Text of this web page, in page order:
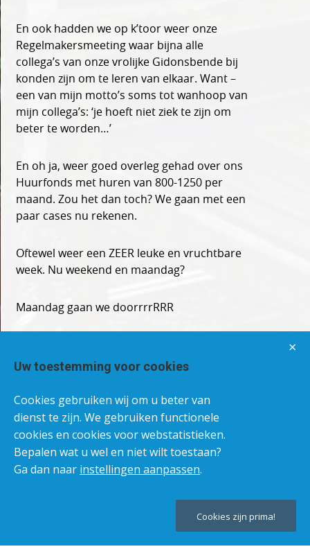
En ook hadden we op k’toor weer onze
Regelmakersmeeting waar bijna alle
collega’s van onze vrolijke Gidonsbende bij
konden zijn om te leren van elkaar. Want –
een van mijn motto’s soms tot wanhoop van
mijn collega’s: ‘je hoeft niet ziek te zijn om
beter te worden…’
En oh ja, weer goed overleg gehad over ons
Huurfonds met huren van 800-1250 per
maand. Zou het dan toch? We gaan met een
paar cases nu rekenen.
Oftewel weer een ZEER leuke en vruchtbare
week. Nu weekend en maandag?
Maandag gaan we doorrrrRRR
naar
×
Uw toestemming voor cookies
Cookies gebruiken wij om u beter van
dienst te zijn. We gebruiken functionele
cookies en cookies voor webstatistieken.
Bepalen wat u wel en niet wilt toestaan?
Ga dan naar instellingen aanpassen.
Cookies zijn prima!